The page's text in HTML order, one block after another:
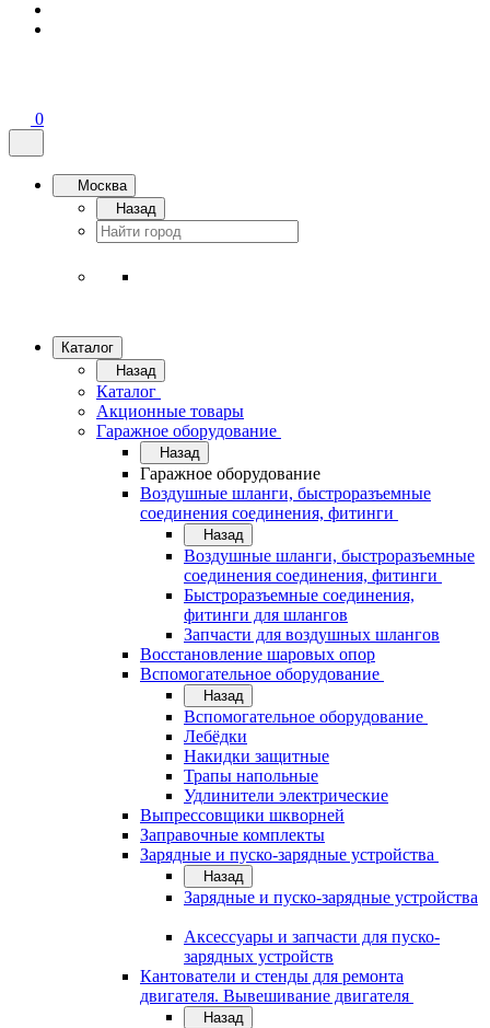
0
Москва
Назад
Каталог
Назад
Каталог
Акционные товары
Гаражное оборудование
Назад
Гаражное оборудование
Воздушные шланги, быстроразъемные
соединения соединения, фитинги
Назад
Воздушные шланги, быстроразъемные
соединения соединения, фитинги
Быстроразъемные соединения,
фитинги для шлангов
Запчасти для воздушных шлангов
Восстановление шаровых опор
Вспомогательное оборудование
Назад
Вспомогательное оборудование
Лебёдки
Накидки защитные
Трапы напольные
Удлинители электрические
Выпрессовщики шкворней
Заправочные комплекты
Зарядные и пуско-зарядные устройства
Назад
Зарядные и пуско-зарядные устройства
Аксессуары и запчасти для пуско-
зарядных устройств
Кантователи и стенды для ремонта
двигателя. Вывешивание двигателя
Назад